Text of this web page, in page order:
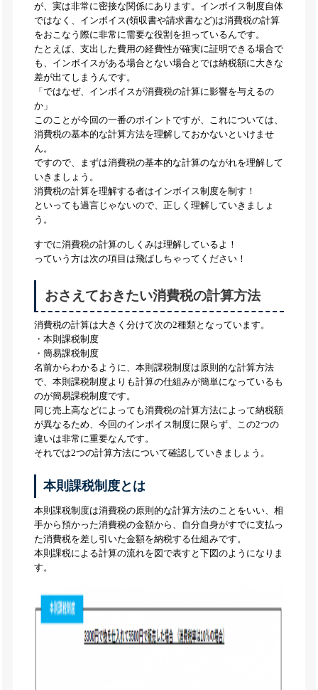
が、実は非常に密接な関係にあります。インボイス制度自体
ではなく、インボイス(領収書や請求書など)は消費税の計算
をおこなう際に非常に需要な役割を担っているんです。
たとえば、支出した費用の経費性が確実に証明できる場合で
も、インボイスがある場合とない場合とでは納税額に大きな
差が出てしまうんです。
「ではなぜ、インボイスが消費税の計算に影響を与えるの
か」
このことが今回の一番のポイントですが、これについては、
消費税の基本的な計算方法を理解しておかないといけませ
ん。
ですので、まずは消費税の基本的な計算のながれを理解して
いきましょう。
消費税の計算を理解する者はインボイス制度を制す！
といっても過言じゃないので、正しく理解していきましょ
う。
すでに消費税の計算のしくみは理解しているよ！
っていう方は次の項目は飛ばしちゃってください！
おさえておきたい消費税の計算方法
消費税の計算は大きく分けて次の2種類となっています。
・本則課税制度
・簡易課税制度
名前からわかるように、本則課税制度は原則的な計算方法
で、本則課税制度よりも計算の仕組みが簡単になっているも
のが簡易課税制度です。
同じ売上高などによっても消費税の計算方法によって納税額
が異なるため、今回のインボイス制度に限らず、この2つの
違いは非常に重要なんです。
それでは2つの計算方法について確認していきましょう。
本則課税制度とは
本則課税制度は消費税の原則的な計算方法のことをいい、相
手から預かった消費税の金額から、自分自身がすでに支払っ
た消費税を差し引いた金額を納税する仕組みです。
本則課税による計算の流れを図で表すと下図のようになりま
す。